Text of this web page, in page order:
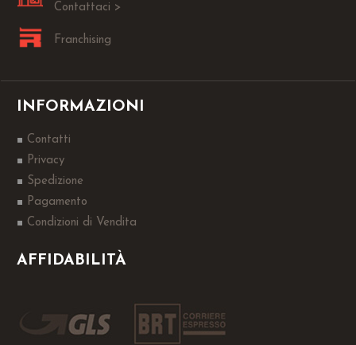
Contattaci >
Franchising
INFORMAZIONI
Contatti
Privacy
Spedizione
Pagamento
Condizioni di Vendita
AFFIDABILITÀ